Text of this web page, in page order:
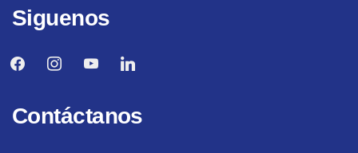
Siguenos
facebookinstagramyoutubelinkedin
Contáctanos